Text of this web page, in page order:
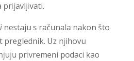
prijavljivati.
nestaju s računala nakon što
Uz njihovu
privremeni podaci kao